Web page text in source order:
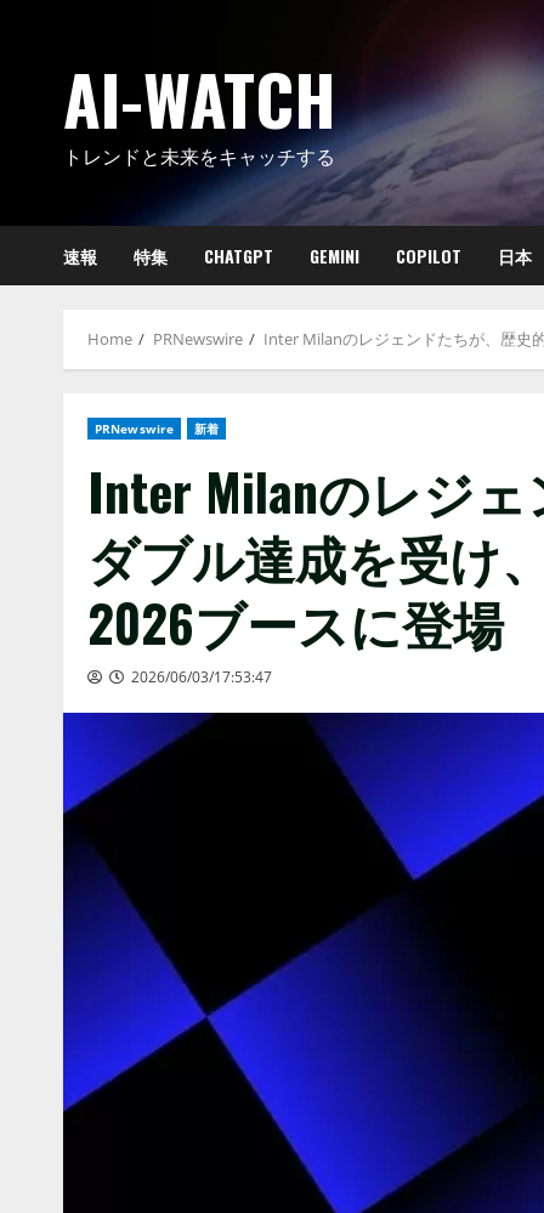
AI-WATCH
トレンドと未来をキャッチする
速報 特集 CHATGPT GEMINI COPILOT 日本
Home PRNewswire Inter Milanのレジェンドたちが、歴史
PRNewswire 新着
Inter Milanのレジ
ダブル達成を受け、
2026ブースに登場
2026/06/03/17:53:47